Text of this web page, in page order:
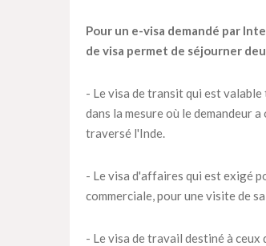
Pour un e-visa demandé par
de visa permet de séjourner
- Le visa de transit qui est
dans la mesure où le demandeur
traversé l'Inde.
- Le visa d'affaires qui est exigé
commerciale, pour une visite de
- Le visa de travail destiné à